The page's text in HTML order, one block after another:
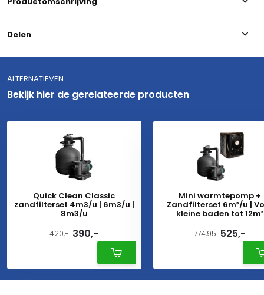
Delen
ALTERNATIEVEN
Bekijk hier de gerelateerde producten
Quick Clean Classic
zandfilterset 4m3/u | 6m3/u |
8m3/u
420,- 390,-
Mini warmtepomp +
Zandfilterset 6m³/u |
kleine baden tot 12m³
774,95 525,-